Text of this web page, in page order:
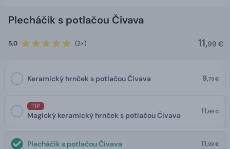
Plecháčik s potlačou Čivava
5,0 (2×) 11,99 €
Keramický hrnček s potlačou Čivava 9,79 €
TIP
Magický keramický hrnček s potlačou Čivava 11,99 €
Plecháčik s potlačou Čivava 11,99 €